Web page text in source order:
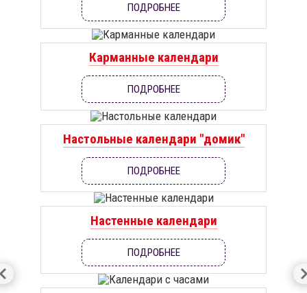
ПОДРОБНЕЕ
Карманные календари
ПОДРОБНЕЕ
Настольные календари "домик"
ПОДРОБНЕЕ
Настенные календари
ПОДРОБНЕЕ